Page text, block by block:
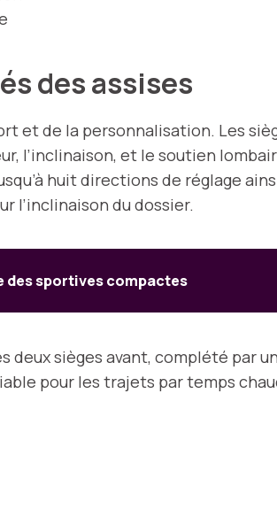
des assises
et de la personnalisation. Les
l’inclinaison, et le soutien
huit directions de réglage
l’inclinaison du dossier.
des sportives compactes
deux sièges avant, complété par
pour les trajets par temps